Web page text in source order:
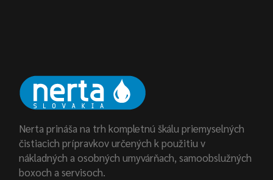
Nerta prináša na trh kompletnú škálu priemyselných
čistiacich prípravkov určených k použitiu v
nákladných a osobných umyvárňach, samoobslužných
boxoch a servisoch.